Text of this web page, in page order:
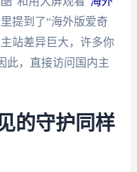
提到了“海外版爱奇
站差异巨大，许多你
此，直接访问国内主
的守护同样